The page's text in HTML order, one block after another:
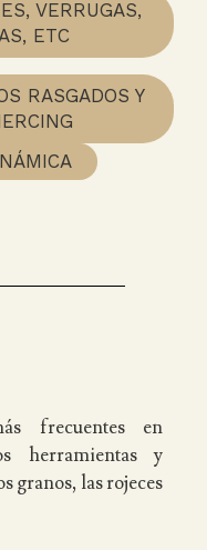
VERRUGAS,
ETC
RASGADOS Y
frecuentes en
herramientas y
granos, las rojeces